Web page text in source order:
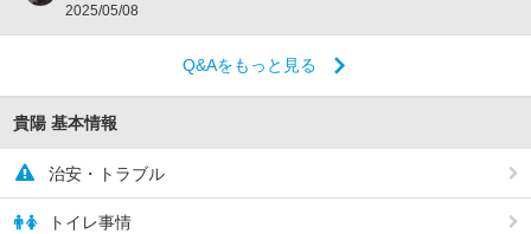
2025/05/08
Q&Aをもっと見る
貴陽 基本情報
治安・トラブル
トイレ事情